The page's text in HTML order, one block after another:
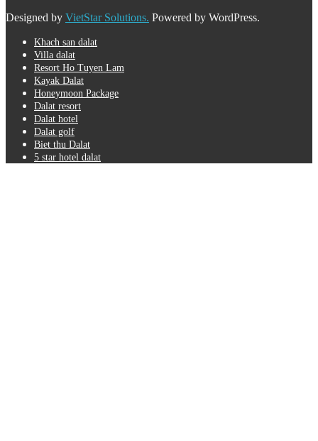
Designed by VietStar Solutions. Powered by WordPress.
Khach san dalat
Villa dalat
Resort Ho Tuyen Lam
Kayak Dalat
Honeymoon Package
Dalat resort
Dalat hotel
Dalat golf
Biet thu Dalat
5 star hotel dalat